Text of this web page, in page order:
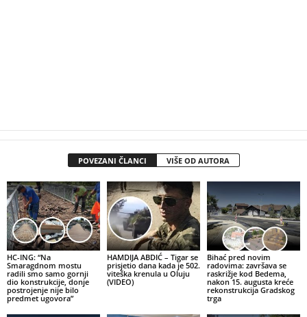
POVEZANI ČLANCI VIŠE OD AUTORA
HC-ING: “Na
Smaragdnom mostu
radili smo samo gornji
dio konstrukcije, donje
postrojenje nije bilo
predmet ugovora”
HAMDIJA ABDIĆ – Tigar se
prisjetio dana kada je 502.
viteška krenula u Oluju
(VIDEO)
Bihać pred novim
radovima: završava se
raskrižje kod Bedema,
nakon 15. augusta kreće
rekonstrukcija Gradskog
trga